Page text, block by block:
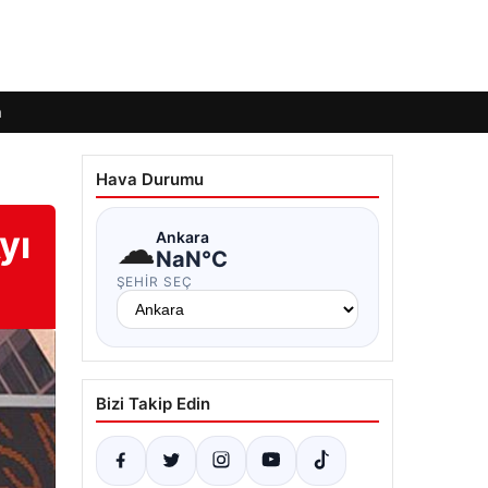
Hava Durumu
☁Ankara
NaN°C
ŞEHIR SEÇ
Bizi Takip Edin